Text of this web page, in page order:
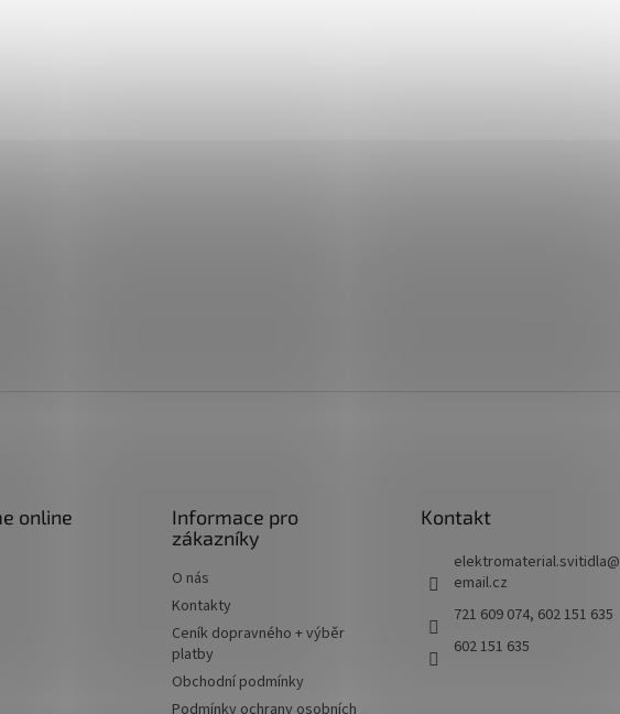
online
Informace pro
zákazníky
O nás
Kontakty
Ceník dopravného + výběr
platby
Obchodní podmínky
Podmínky ochrany osobních
Kontakt
elektromaterial.svitidla@
email.cz
721 609 074, 602 151 635
602 151 635